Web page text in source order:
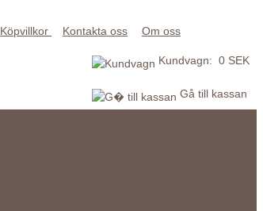
Köpvillkor Kontakta oss Om oss
Kundvagn: 0 SEK
Gå till kassan